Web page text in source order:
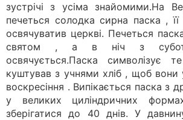
зустрічі з усіма знайомими.На
печеться солодка сирна паска ,
освячуватив церкві. Печеться
святом , а в ніч з
освячується.Паска символізує
куштував з учнями хліб , щоб вони
воскресіння . Випікається паска з
у великих циліндричних
зберігатися до 40 днів. У